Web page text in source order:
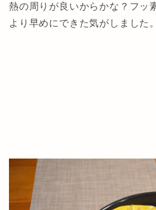
熱の周りが良いからかな？フッ
より早めにできた気がしました。